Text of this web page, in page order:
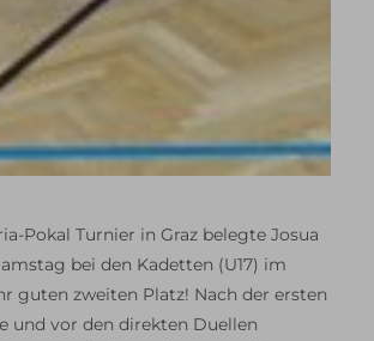
Pokal Turnier in Graz belegte Josua
bei den Kadetten (U17) im
guten zweiten Platz! Nach der ersten
und vor den direkten Duellen